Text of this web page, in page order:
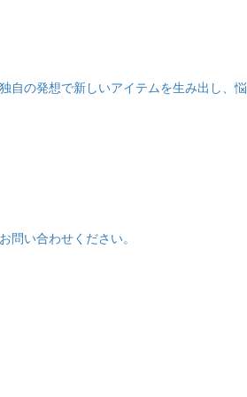
の発想で新しいアイテムを生み出し、
い合わせください。